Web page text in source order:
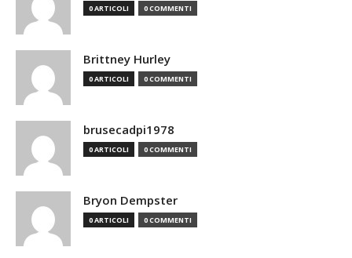
0 ARTICOLI 0 COMMENTI
Brittney Hurley
0 ARTICOLI 0 COMMENTI
brusecadpi1978
0 ARTICOLI 0 COMMENTI
Bryon Dempster
0 ARTICOLI 0 COMMENTI